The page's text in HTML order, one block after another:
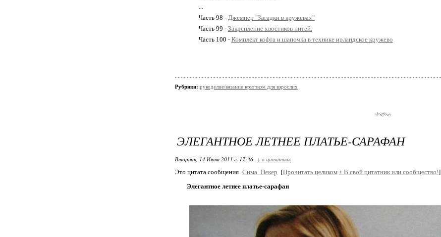
...
Часть 98 - Джемпер "Загадки в кружевах"
Часть 99 - Закрепление хвостиков нитей.
Часть 100 - Комплект кофта и шапочка в технике ирландское кружево
Рубрики: рукоделие/вязание крючком для взрослих
ЭЛЕГАНТНОЕ ЛЕТНЕЕ ПЛАТЬЕ-САРАФАН
Вторник, 14 Июня 2011 г. 17:36 + в цитатник
Это цитата сообщения Сима_Пекер [Прочитать целиком + В свой цитатник или сообщество!]
Элегантное летнее платье-сарафан